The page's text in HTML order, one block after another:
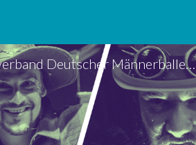
Bundesverband Deutscher Männerballette e.V.